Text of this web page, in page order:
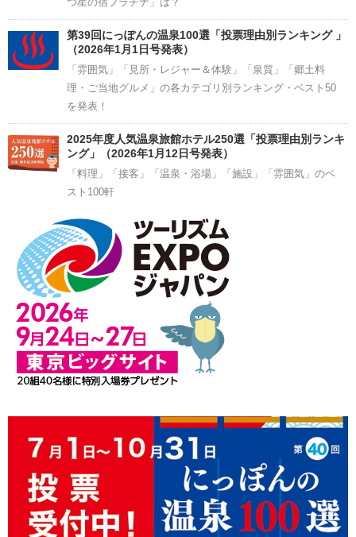
第39回にっぽんの温泉100選「投票理由別ランキング 」
（2026年1月1日号発表）
「雰囲気」「見所・レジャー＆体験」「泉質」「郷土料
理・ご当地グルメ」の各カテゴリ別ランキング・ベスト50
を発表！
2025年度人気温泉旅館ホテル250選「投票理由別ランキ
ング」（2026年1月12日号発表）
「料理」「接客」「温泉・浴場」「施設」「雰囲気」のベ
スト100軒